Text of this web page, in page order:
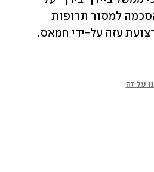
עזה על-ידי חמאס.
על זה